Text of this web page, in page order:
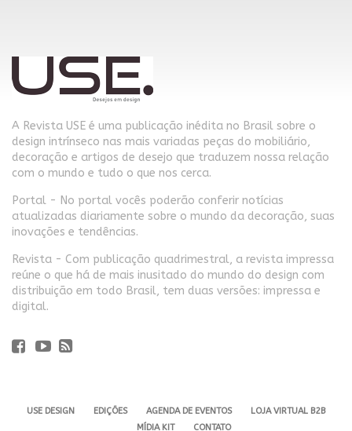
A Revista USE é uma publicação inédita no Brasil sobre o
design intrínseco nas mais variadas peças do mobiliário,
decoração e artigos de desejo que traduzem nossa relação
com o mundo e tudo o que nos cerca.
Portal - No portal vocês poderão conferir notícias
atualizadas diariamente sobre o mundo da decoração, suas
inovações e tendências.
Revista - Com publicação quadrimestral, a revista impressa
reúne o que há de mais inusitado do mundo do design com
distribuição em todo Brasil, tem duas versões: impressa e
digital.
USE DESIGN EDIÇÕES AGENDA DE EVENTOS
LOJA VIRTUAL B2B
MÍDIA KIT
CONTATO